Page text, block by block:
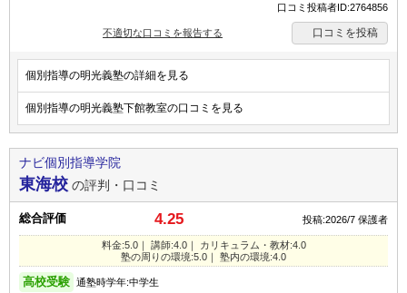
口コミ投稿者ID:2764856
不適切な口コミを報告する 口コミを投稿
個別指導の明光義塾の詳細を見る
個別指導の明光義塾下館教室の口コミを見る
ナビ個別指導学院
東海校 の評判・口コミ
総合評価 4.25 投稿:2026/7 保護者
料金:5.0｜ 講師:4.0｜ カリキュラム・教材:4.0
塾の周りの環境:5.0｜ 塾内の環境:4.0
高校受験 通塾時学年:中学生